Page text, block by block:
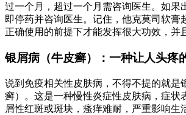
过一个月，超过一个月需咨询医生。如果
即停药并咨询医生。记住，他克莫司软膏
正确使用的前提下才能发挥很大功效，并
银屑病（牛皮癣）：一种让人头疼
说到免疫相关性皮肤病，不得不提的就是
癣）。这是一种慢性炎症性皮肤病，症状
屑性红斑或斑块，瘙痒难耐，严重影响生